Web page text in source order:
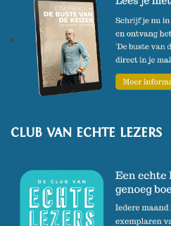
CLUB VAN ECHTE LEZERS